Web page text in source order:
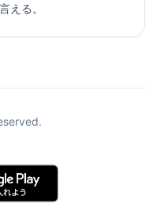
える。